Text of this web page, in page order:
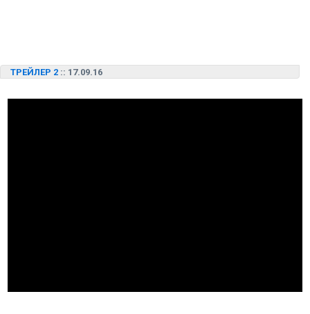
ТРЕЙЛЕР 2 :: 17.09.16